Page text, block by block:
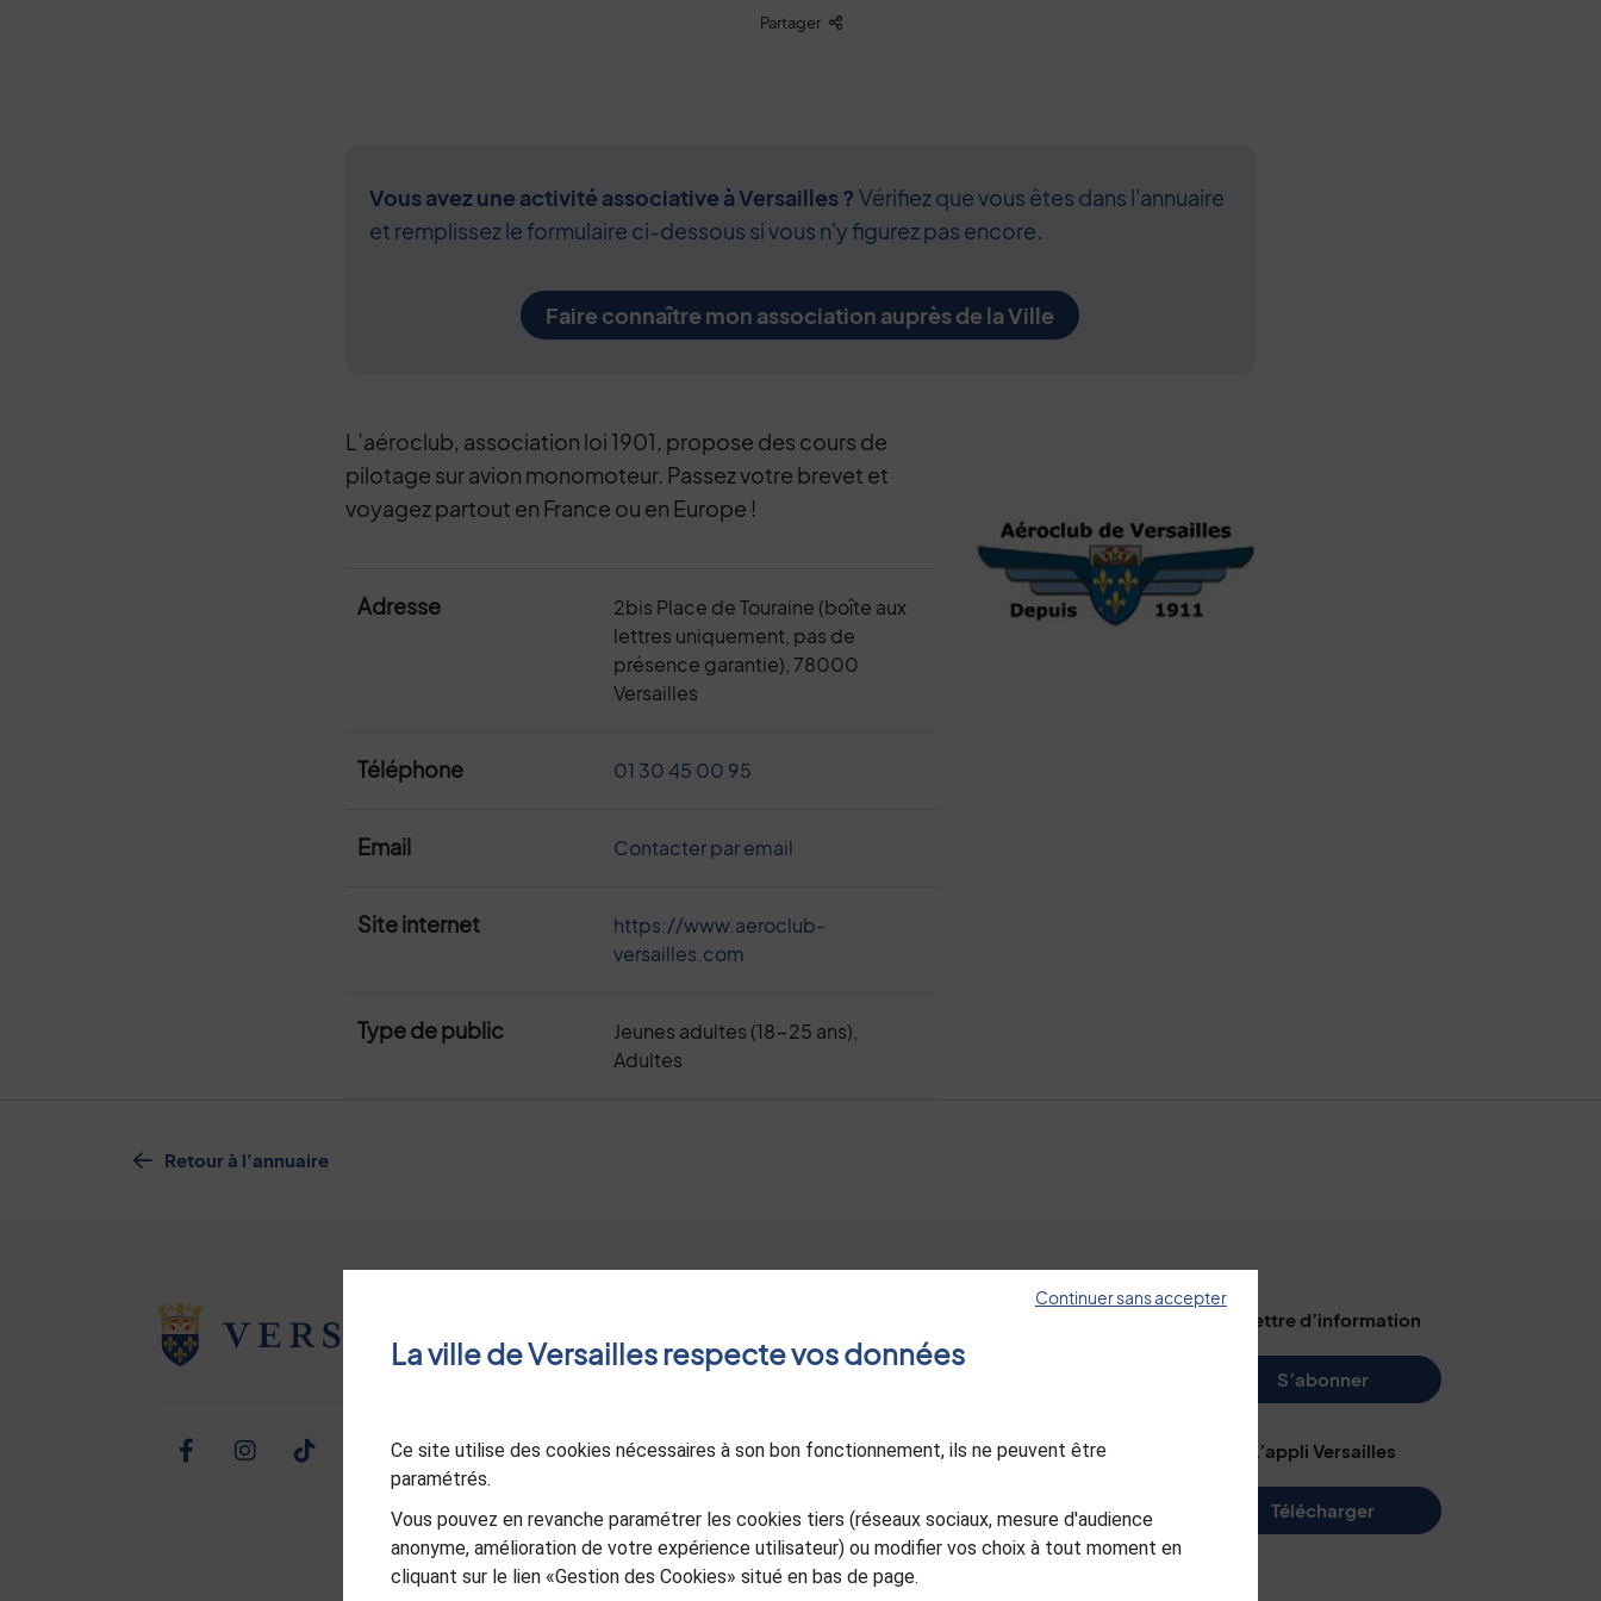
Partager Liste des liens de partage
Vous avez une activité associative à Versailles ?Vérifiez que vous êtes dans l'annuaire
et remplissez le formulaire ci-dessous si vous n'y figurez pas encore.
Faire connaître mon association auprès de la Ville
L’aéroclub, association loi 1901, propose des cours de
pilotage sur avion monomoteur. Passez votre brevet et
voyagez partout en France ou en Europe !
Adresse
2bis Place de Touraine (boîte aux
lettres uniquement, pas de
présence garantie), 78000
Versailles
Téléphone 01 30 45 00 95
Email Contacter par email
Site internet
https://www.aeroclub-
versailles.com
Type de public
Jeunes adultes (18-25 ans),
Adultes
Retour à l'annuaire
Facebook
Instagram
TikTokTwitterLinkedin
4, avenue de Paris RP1144
Nous contacter
nous
Jeunes à Versailles
Ancienne Poste de
Office de Tourisme
La lettre d’information
S’abonner
L’appli Versailles
Télécharger
Continuer sans accepter
La ville de Versailles respecte vos données
Ce site utilise des cookies nécessaires à son bon fonctionnement, ils ne peuvent être
paramétrés.
Vous pouvez en revanche paramétrer les cookies tiers (réseaux sociaux, mesure d'audience
anonyme, amélioration de votre expérience utilisateur) ou modifier vos choix à tout moment en
cliquant sur le lien «Gestion des Cookies» situé en bas de page.